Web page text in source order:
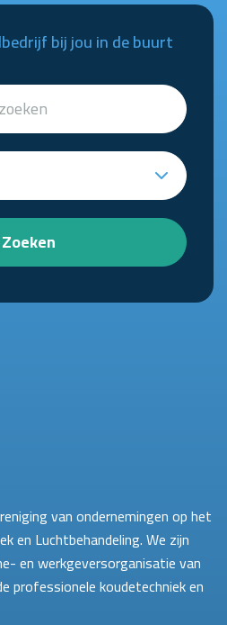
bij jou in de buurt
Zoeken
van ondernemingen op het
en Luchtbehandeling. We zijn
en werkgeversorganisatie van
professionele koudetechniek en